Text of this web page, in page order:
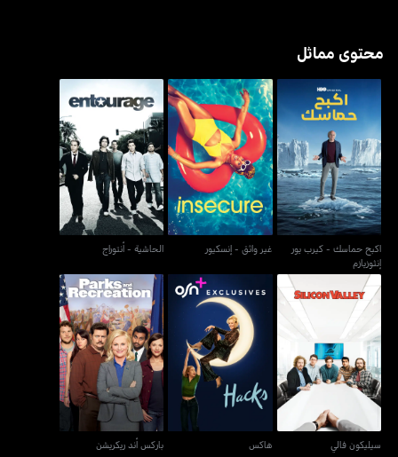
محتوى مماثل
اكبح حماسك - كيرب يور
إنثوزيازم
اكبح حماسك - كيرب يور
إنثوزيازم
غير واثق - إنسكيور
غير واثق - إنسكيور
الحاشية - أنتوراج
الحاشية - أنتوراج
سيليكون فالي
سيليكون فالي
هاكس
هاكس
باركس أند ريكريشن
باركس أند ريكريشن